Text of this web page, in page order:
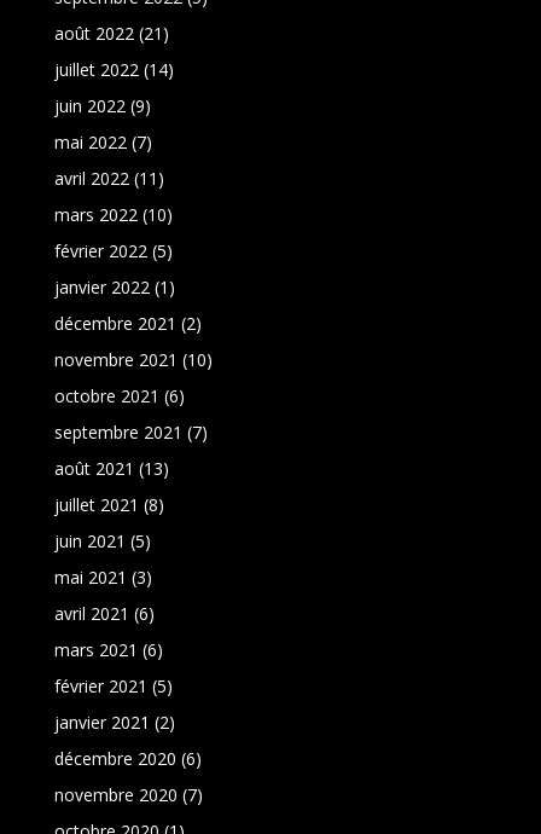
août 2022(21)
juillet 2022(14)
juin 2022(9)
mai 2022(7)
avril 2022(11)
mars 2022(10)
février 2022(5)
janvier 2022(1)
décembre 2021 (2)
novembre 2021 (10)
octobre 2021 (6)
septembre 2021 (7)
août 2021 (13)
juillet 2021 (8)
juin 2021 (5)
mai 2021 (3)
avril 2021 (6)
mars 2021 (6)
février 2021 (5)
janvier 2021 (2)
décembre 2020 (6)
novembre 2020 (7)